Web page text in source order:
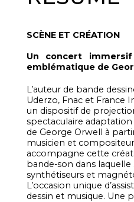
SCÈNE ET CRÉATION
Un concert
emblématique de
L’auteur de bande
Uderzo, Fnac et France
un dispositif de
spectaculaire
de George Orwell à
musicien et
accompagne cette
bande-son dans
synthétiseurs et
L’occasion unique
dessin et musique. Une